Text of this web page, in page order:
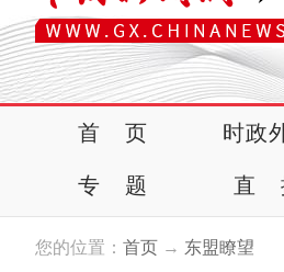
首 页 时政
专 题 直
您的位置： 首页 → 东盟瞭望